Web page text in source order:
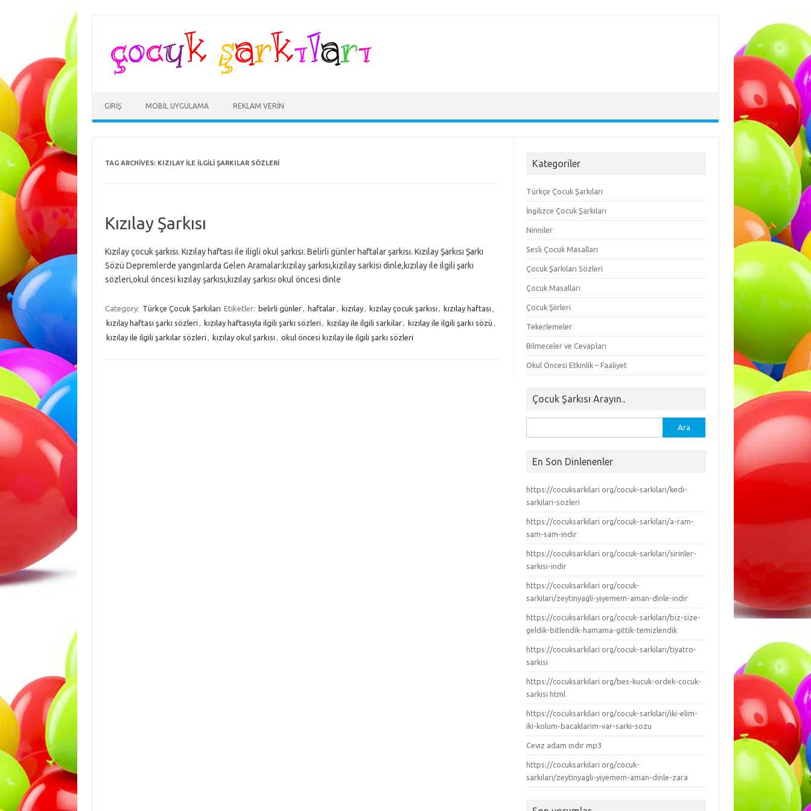
GIRIŞ MOBIL UYGULAMA REKLAM VERIN
TAG ARCHIVES: KIZILAY ILE ILGILI ŞARKILAR SÖZLERI
Kızılay Şarkısı
Kızılay çocuk şarkısı. Kızılay haftası ile iligli okul şarkısı. Belirli günler haftalar şarkısı. Kızılay Şarkısı Şarkı
Sözü Depremlerde yangınlarda Gelen Aramalar:kızılay şarkısı,kizilay sarkisi dinle,kızılay ile ilgili şarkı
sözleri,okul öncesi kızılay şarkısı,kızılay şarkısı okul öncesi dinle
Category: Türkçe Çocuk Şarkıları Etiketler: belirli günler, haftalar, kızılay, kızılay çocuk şarkısı , kızılay haftası ,
kızılay haftası şarkı sözleri , kızılay haftasıyla ilgili şarkı sözleri , kızılay ile ilgili sarkilar, kızılay ile ilgili şarkı sözü ,
kızılay ile ilgili şarkılar sözleri , kızılay okul şarkısı , okul öncesi kızılay ile ilgili şarkı sözleri
Kategoriler
Türkçe Çocuk Şarkıları
İngilizce Çocuk Şarkıları
Ninniler
Sesli Çocuk Masalları
Çocuk Şarkıları Sözleri
Çocuk Masalları
Çocuk Şiirleri
Tekerlemeler
Bilmeceler ve Cevapları
Okul Öncesi Etkinlik – Faaliyet
Çocuk Şarkısı Arayın..
En Son Dinlenenler
https://cocuksarkilari org/cocuk-sarkilari/kedi-
sarkilari-sozleri
https://cocuksarkilari org/cocuk-sarkilari/a-ram-
sam-sam-indir
https://cocuksarkilari org/cocuk-sarkilari/sirinler-
sarkisi-indir
https://cocuksarkilari org/cocuk-
sarkilari/zeytinyagli-yiyemem-aman-dinle-indir
https://cocuksarkilari org/cocuk-sarkilari/biz-size-
geldik-bitlendik-hamama-gittik-temizlendik
https://cocuksarkilari org/cocuk-sarkilari/tiyatro-
sarkisi
https://cocuksarkilari org/bes-kucuk-ordek-cocuk-
sarkisi html
https://cocuksarkilari org/cocuk-sarkilari/iki-elim-
iki-kolum-bacaklarim-var-sarki-sozu
Cevız adam ındır mp3
https://cocuksarkilari org/cocuk-
sarkilari/zeytinyagli-yiyemem-aman-dinle-zara